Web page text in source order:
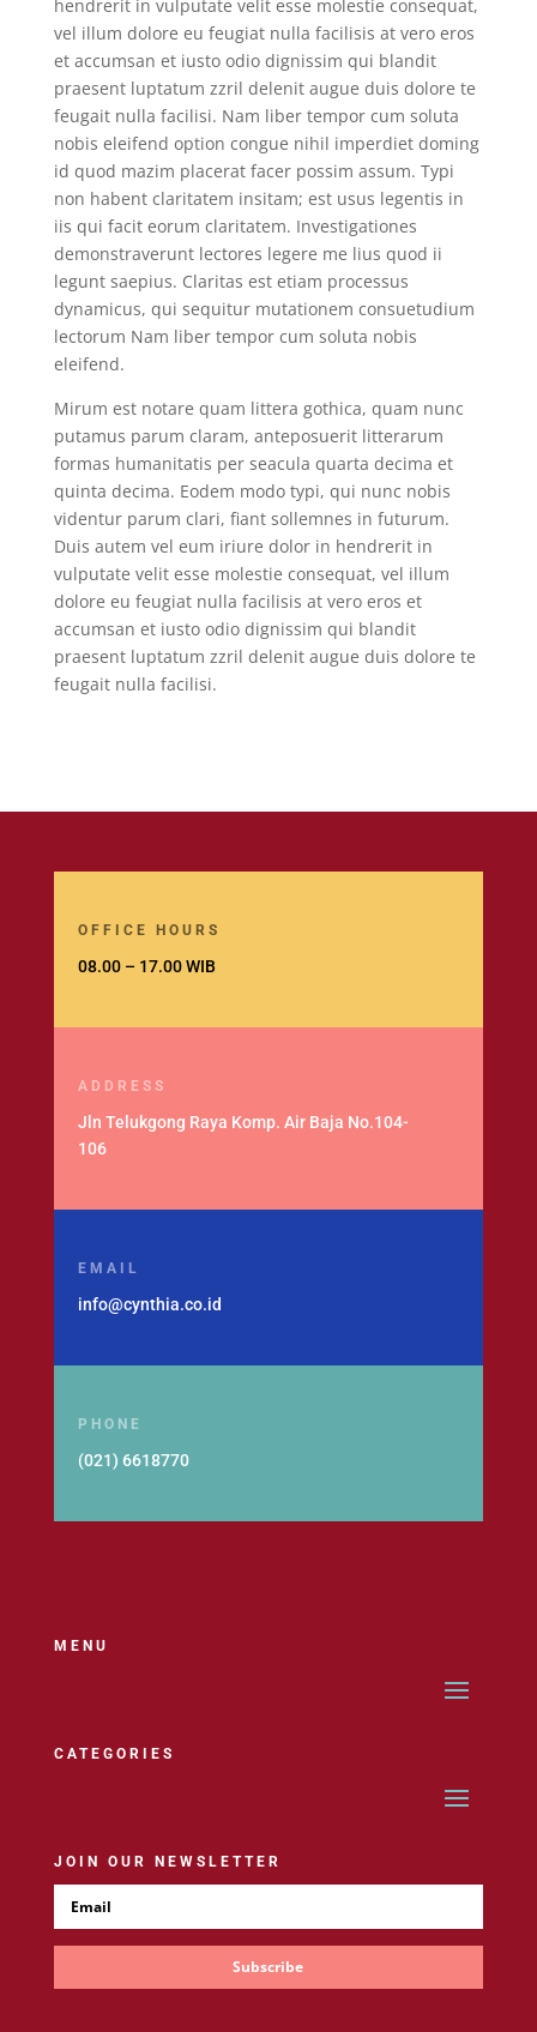
hendrerit in vulputate velit esse molestie consequat,
vel illum dolore eu feugiat nulla facilisis at vero eros
et accumsan et iusto odio dignissim qui blandit
praesent luptatum zzril delenit augue duis dolore te
feugait nulla facilisi. Nam liber tempor cum soluta
nobis eleifend option congue nihil imperdiet doming
id quod mazim placerat facer possim assum. Typi
non habent claritatem insitam; est usus legentis in
iis qui facit eorum claritatem. Investigationes
demonstraverunt lectores legere me lius quod ii
legunt saepius. Claritas est etiam processus
dynamicus, qui sequitur mutationem consuetudium
lectorum Nam liber tempor cum soluta nobis
eleifend.
Mirum est notare quam littera gothica, quam nunc
putamus parum claram, anteposuerit litterarum
formas humanitatis per seacula quarta decima et
quinta decima. Eodem modo typi, qui nunc nobis
videntur parum clari, fiant sollemnes in futurum.
Duis autem vel eum iriure dolor in hendrerit in
vulputate velit esse molestie consequat, vel illum
dolore eu feugiat nulla facilisis at vero eros et
accumsan et iusto odio dignissim qui blandit
praesent luptatum zzril delenit augue duis dolore te
feugait nulla facilisi.
OFFICE HOURS
08.00 – 17.00 WIB
ADDRESS
Jln Telukgong Raya Komp. Air Baja No.104-
106
EMAIL
info@cynthia.co.id
PHONE
(021) 6618770
MENU
CATEGORIES
JOIN OUR NEWSLETTER
Subscribe